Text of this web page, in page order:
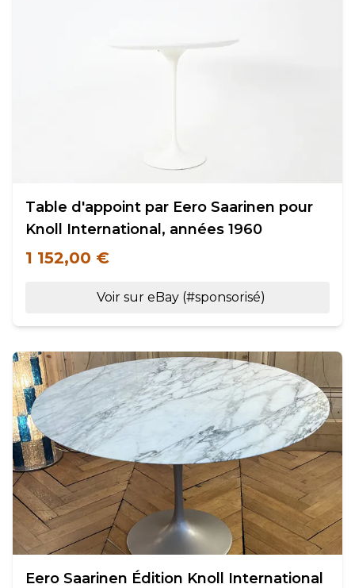
Table d'appoint par Eero Saarinen pour
Knoll International, années 1960
1 152,00 €
Voir sur eBay (#sponsorisé)
Eero Saarinen Édition Knoll International